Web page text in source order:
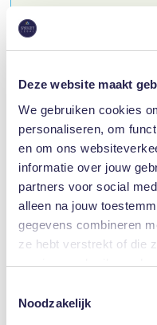
Deze website maakt
We gebruiken cookies
personaliseren, om
en om ons
informatie over jouw
partners voor social
alleen na jouw
gegevens combineren
ze hebt verstrekt of die
van jouw gebruik van
Noodzakelijk
Hoge
Bezwaar maken
Ben je het niet eens met de